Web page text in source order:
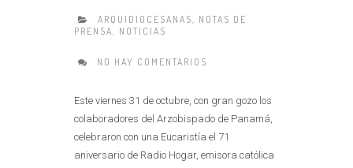
ARQUIDIOCESANAS, NOTAS DE
PRENSA, NOTICIAS
NO HAY COMENTARIOS
Este viernes 31 de octubre, con gran gozo los
colaboradores del Arzobispado de Panamá,
celebraron con una Eucaristía el 71
aniversario de Radio Hogar, emisora católica